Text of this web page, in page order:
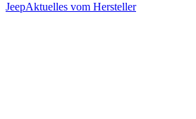
JeepAktuelles vom Hersteller